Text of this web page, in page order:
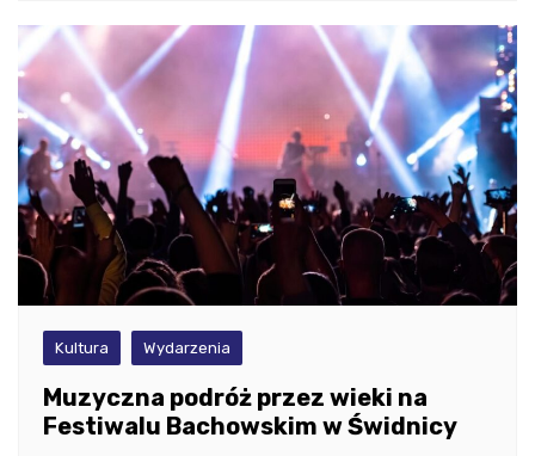
Kultura Wydarzenia
Muzyczna podróż przez wieki na
Festiwalu Bachowskim w Świdnicy